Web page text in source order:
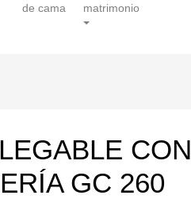
de cama
matrimonio
CON
GC 260